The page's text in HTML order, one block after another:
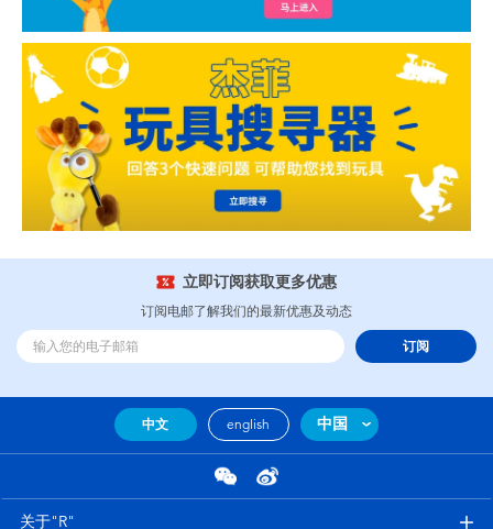
立即订阅获取更多优惠
订阅电邮了解我们的最新优惠及动态
订阅
中文 english 中国
关于"R"